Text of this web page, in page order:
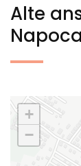
Alte
+
−